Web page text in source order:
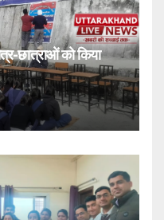
छात्राओं को किया